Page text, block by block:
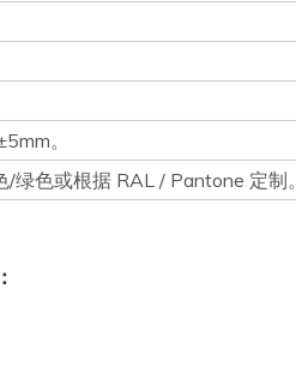
。
绿色或根据 RAL / Pantone 定制。